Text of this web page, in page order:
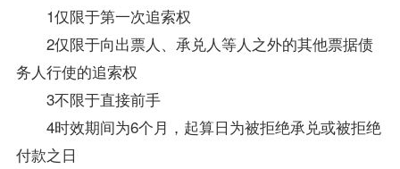
1仅限于第一次追索权
2仅限于向出票人、承兑人等人之外的其他票据债
务人行使的追索权
3不限于直接前手
4时效期间为6个月，起算日为被拒绝承兑或被拒绝
付款之日